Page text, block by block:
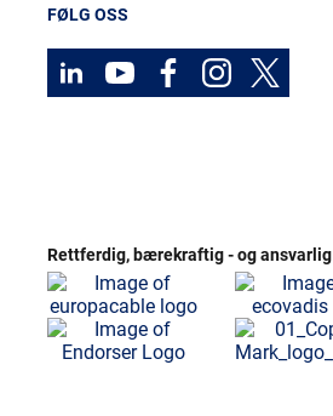
FØLG OSS
Rettferdig, bærekraftig - og ansvarlig